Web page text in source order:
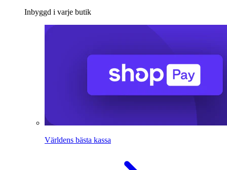
Inbyggd i varje butik
Världens bästa kassa